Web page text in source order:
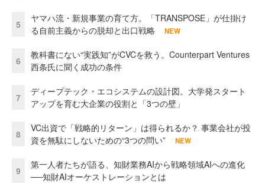
5
ヤマハ流・新規事業の育て方。「TRANSPOSE」が仕掛け
る自前主義からの脱却と出口戦略
NEW
6
教科書にない“実践知”がCVCを救う。Counterpart Ventures
西条氏に聞く成功の条件
7
ディープテック・エコシステムの設計図。大学発スタート
アップを育む大企業の役割と「3つの壁」
8
VC出資で「戦略的リターン」は得られるか？ 事業会社が投
資を無駄にしないための“3つの問い”
NEW
9
第一人者たちが語る、知財業務AIから戦略領域AIへの進化
──知財AIオーケストレーションとは